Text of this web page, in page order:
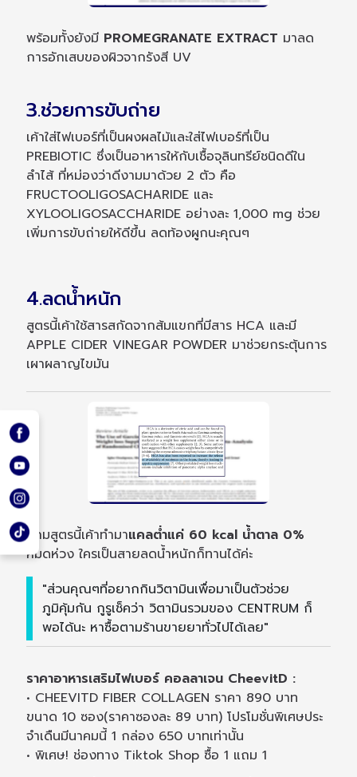
พร้อมทั้งยังมี PROMEGRANATE EXTRACT มาลด
การอักเสบของผิวจากรังสี UV
3.ช่วยการขับถ่าย
เค้าใส่ไฟเบอร์ที่เป็นผงผลไม้และใส่ไฟเบอร์ที่เป็น
PREBIOTIC ซึ่งเป็นอาหารให้กับเชื้อจุลินทรีย์ชนิดดีใน
ลำไส้ ที่หม่องว่าดีงามมาด้วย 2 ตัว คือ
FRUCTOOLIGOSACHARIDE และ
XYLOOLIGOSACCHARIDE อย่างละ 1,000 mg ช่วย
เพิ่มการขับถ่ายให้ดีขึ้น ลดท้องผูกนะคุณๆ
4.ลดน้ำหนัก
สูตรนี้เค้าใช้สารสกัดจากส้มแขกที่มีสาร HCA และมี
APPLE CIDER VINEGAR POWDER มาช่วยกระตุ้นการ
เผาผลาญไขมัน
แถมสูตรนี้เค้าทำมาแคลต่ำแค่ 60 kcal น้ำตาล 0%
หมดห่วง ใครเป็นสายลดน้ำหนักก็ทานได้ค่ะ
"ส่วนคุณๆที่อยากกินวิตามินเพื่อมาเป็นตัวช่วย
ภูมิคุ้มกัน กูรูเช็คว่า วิตามินรวมของ CENTRUM ก็
พอได้นะ หาซื้อตามร้านขายยาทั่วไปได้เลย"
ราคาอาหารเสริมไฟเบอร์ คอลลาเจน CheevitD :
• CHEEVITD FIBER COLLAGEN ราคา 890 บาท
ขนาด 10 ซอง(ราคาซองละ 89 บาท) โปรโมชั่นพิเศษประ
จำเดืนมีนาคมนี้ 1 กล่อง 650 บาทเท่านั้น
• พิเศษ! ช่องทาง Tiktok Shop ซื้อ 1 แถม 1